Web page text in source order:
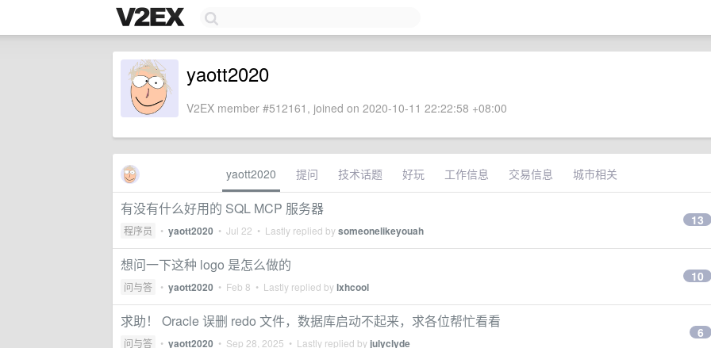
yaott2020
V2EX member #512161, joined on 2020-10-11 22:22:58 +08:00
yaott2020 提问 技术话题 好玩 工作信息 交易信息 城市相关
有没有什么好用的 SQL MCP 服务器
程序员 • yaott2020 • Jul 22 • Lastly replied bysomeonelikeyouah
13
想问一下这种 logo 是怎么做的
问与答 • yaott2020 • Feb 8 • Lastly replied bylxhcool
10
求助！ Oracle 误删 redo 文件，数据库启动不起来，求各位帮忙看看
问与答 • yaott2020 • Sep 28, 2025 • Lastly replied by julyclyde
6